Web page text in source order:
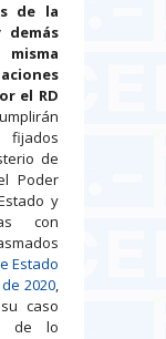
de la
demás
el RD
fijados
de
Poder
y
con
Estado
2020,
caso
de lo